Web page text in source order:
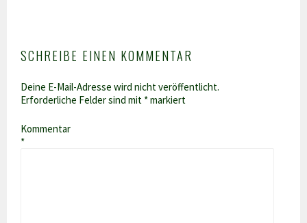
SCHREIBE EINEN KOMMENTAR
Deine E-Mail-Adresse wird nicht veröffentlicht.
Erforderliche Felder sind mit *markiert
Kommentar
*